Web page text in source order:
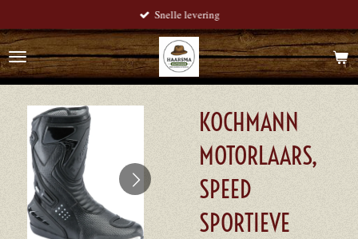
direct
naar
de
Snelle levering
KOCHMANN
MOTORLAARS,
SPEED
SPORTIEVE